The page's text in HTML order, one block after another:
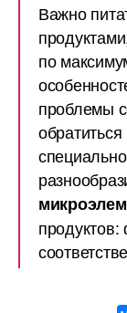
Важно
по
проблемы